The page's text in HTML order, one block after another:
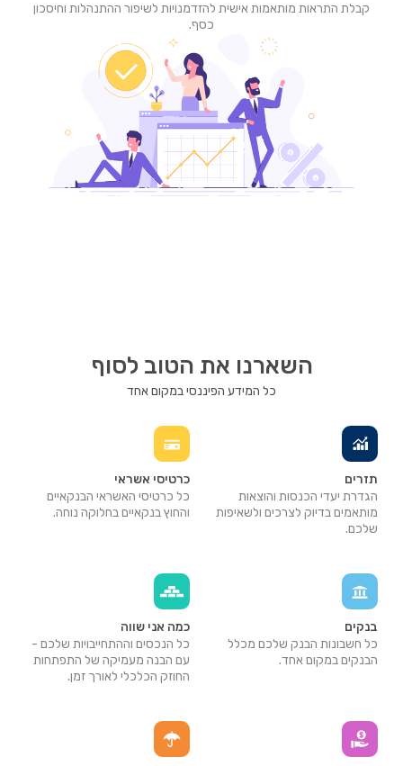
קבלת התראות מותאמות אישית להזדמנויות לשיפור ההתנהלות וחיסכון
כסף.
השארנו את הטוב לסוף
כל המידע הפיננסי במקום אחד
תזרים
הגדרת יעדי הכנסות והוצאות
מותאמים בדיוק לצרכים ולשאיפות
שלכם.
כרטיסי אשראי
כל כרטיסי האשראי הבנקאיים
והחוץ בנקאיים בחלוקה נוחה.
בנקים
כל חשבונות הבנק שלכם מכלל
הבנקים במקום אחד.
כמה אני שווה
כל הנכסים וההתחייבויות שלכם -
עם הבנה מעמיקה של התפתחות
החוזק הכלכלי לאורך זמן.